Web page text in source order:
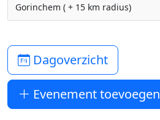
Gorinchem ( + 15 km radius)
Dagoverzicht
Evenement toevoegen